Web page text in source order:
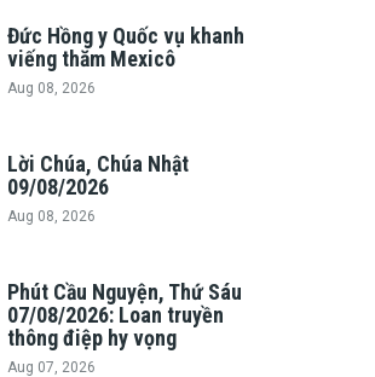
Đức Hồng y Quốc vụ khanh
viếng thăm Mexicô
Aug 08, 2026
Lời Chúa, Chúa Nhật
09/08/2026
Aug 08, 2026
Phút Cầu Nguyện, Thứ Sáu
07/08/2026: Loan truyền
thông điệp hy vọng
Aug 07, 2026